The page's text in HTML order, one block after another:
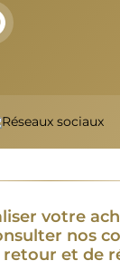
votre
nos
retour et de